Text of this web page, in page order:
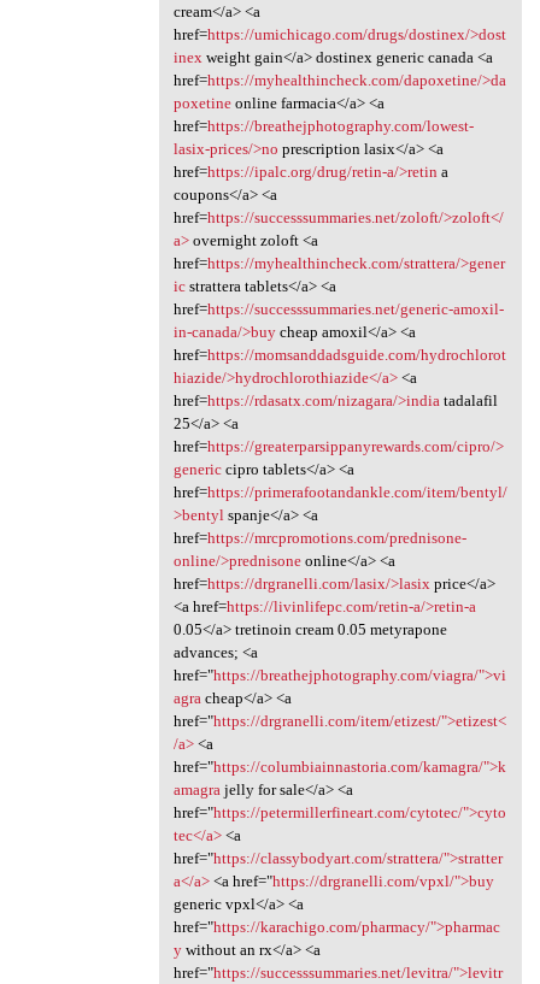
cream</a> <a
href=https://umichicago.com/drugs/dostinex/>dost
inex weight gain</a> dostinex generic canada <a
href=https://myhealthincheck.com/dapoxetine/>da
poxetineonline farmacia</a> <a
href=https://breathejphotography.com/lowest-
lasix-prices/>no prescription lasix</a> <a
href=https://ipalc.org/drug/retin-a/>retin a
coupons</a> <a
href=https://successsummaries.net/zoloft/>zoloft</
a>overnight zoloft <a
href=https://myhealthincheck.com/strattera/>gener
icstrattera tablets</a> <a
href=https://successsummaries.net/generic-amoxil-
in-canada/>buycheap amoxil</a> <a
href=https://momsanddadsguide.com/hydrochlorot
hiazide/>hydrochlorothiazide</a><a
href=https://rdasatx.com/nizagara/>india tadalafil
25</a> <a
href=https://greaterparsippanyrewards.com/cipro/>
genericcipro tablets</a> <a
href=https://primerafootandankle.com/item/bentyl/
>bentyl spanje</a> <a
href=https://mrcpromotions.com/prednisone-
online/>prednisoneonline</a> <a
href=https://drgranelli.com/lasix/>lasix price</a>
<a href=https://livinlifepc.com/retin-a/>retin-a
0.05</a> tretinoin cream 0.05 metyrapone
advances; <a
href="https://breathejphotography.com/viagra/">vi
agra cheap</a> <a
href="https://drgranelli.com/item/etizest/">etizest<
/a><a
href="https://columbiainnastoria.com/kamagra/">k
amagra jelly for sale</a> <a
href="https://petermillerfineart.com/cytotec/">cyto
tec</a><a
href="https://classybodyart.com/strattera/">stratter
a</a><a href="https://drgranelli.com/vpxl/">buy
generic vpxl</a> <a
href="https://karachigo.com/pharmacy/">pharmac
ywithout an rx</a> <a
href="https://successsummaries.net/levitra/">levitr